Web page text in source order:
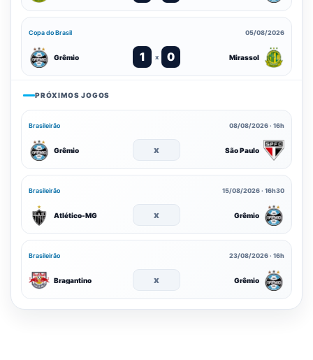
Copa do Brasil 05/08/2026
Grêmio 1 x 0 Mirassol
PRÓXIMOS JOGOS
Brasileirão 08/08/2026 · 16h
Grêmio x São Paulo
Brasileirão 15/08/2026 · 16h30
Atlético-MG x Grêmio
Brasileirão 23/08/2026 · 16h
Bragantino x Grêmio